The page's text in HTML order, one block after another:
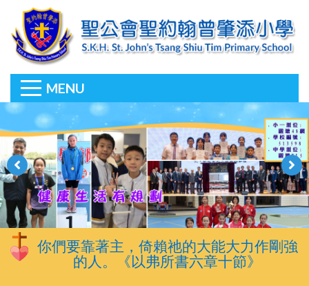
MENU
你們要靠著主，倚賴祂的大能大力作剛強
的人。《以弗所書六章十節》